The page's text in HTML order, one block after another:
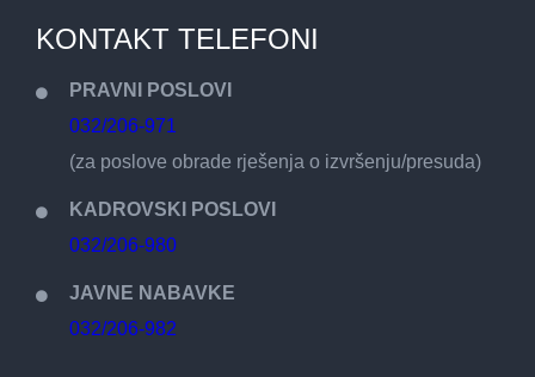
KONTAKT TELEFONI
PRAVNI POSLOVI
032/206-971
(za poslove obrade rješenja o izvršenju/presuda)
KADROVSKI POSLOVI
032/206-980
JAVNE NABAVKE
032/206-982